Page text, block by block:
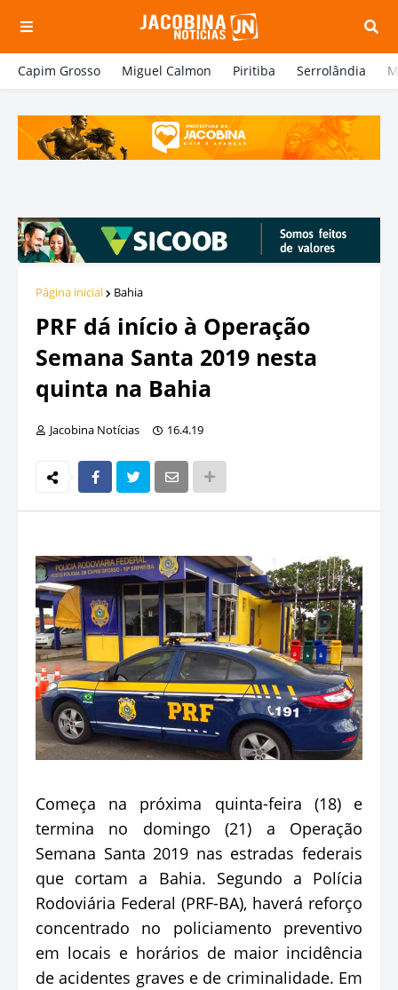
Capim Grosso Miguel Calmon Piritiba Serrolândia
Página inicial Bahia
PRF dá início à Operação
Semana Santa 2019 nesta
quinta na Bahia
Jacobina Notícias 16.4.19
Começa na próxima quinta-feira (18) e
termina no domingo (21) a Operação
Semana Santa 2019 nas estradas federais
que cortam a Bahia. Segundo a Polícia
Rodoviária Federal (PRF-BA), haverá reforço
concentrado no policiamento preventivo
em locais e horários de maior incidência
de acidentes graves e de criminalidade. Em